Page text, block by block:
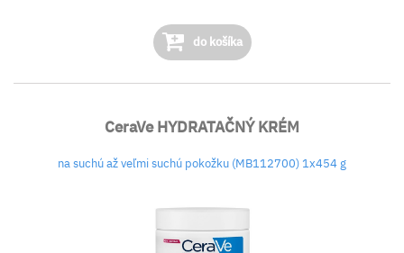
do košíka
CeraVe HYDRATAČNÝ KRÉM
na suchú až veľmi suchú pokožku (MB112700) 1x454 g